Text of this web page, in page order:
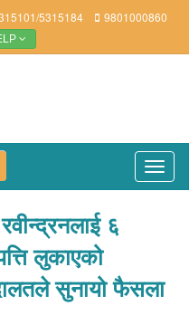
5315184 9801000860
६
लुकाएको
सुनायो फैसला